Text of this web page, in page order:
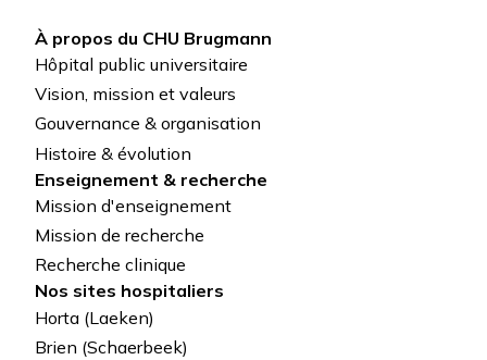
Pied
de
page
À propos du CHU Brugmann
Hôpital public universitaire
Vision, mission et valeurs
Gouvernance & organisation
Histoire & évolution
Enseignement & recherche
Mission d'enseignement
Mission de recherche
Recherche clinique
Nos sites hospitaliers
Horta (Laeken)
Brien (Schaerbeek)